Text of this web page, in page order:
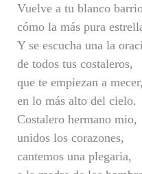
Vuelve a tu blanco
cómo la más pura
Y se escucha una la
de todos tus costaleros,
que te empiezan a mecer,
en lo más alto del cielo.
Costalero hermano mio,
unidos los corazones,
cantemos una plegaria,